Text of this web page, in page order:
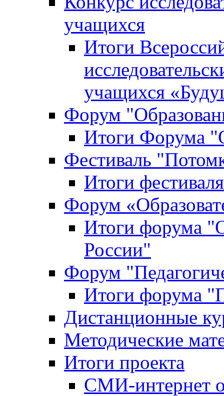
учащихся
Итоги
учащихся
Форум
Итоги Форума
Фестиваль
Итоги
Форум
Итоги форума
России"
Форум
Итоги форума
Дистанционные
Методические
Итоги проекта
СМИ-интернет